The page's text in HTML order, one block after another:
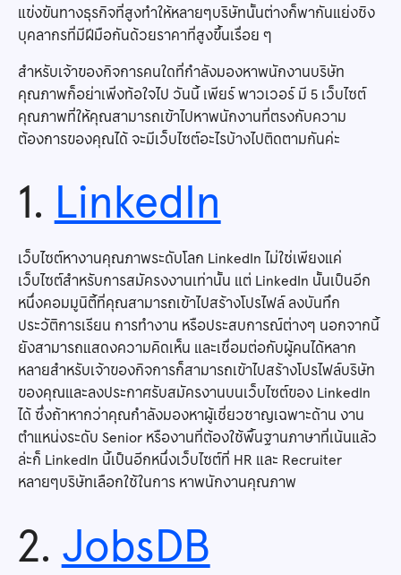
แข่งขันทางธุรกิจที่สูงทำให้หลายๆบริษัทนั้นต่างก็พากันแย่งชิง
บุคลากรที่มีฝีมือกันด้วยราคาที่สูงขึ้นเรื่อย ๆ
สำหรับเจ้าของกิจการคนใดที่กำลังมองหาพนักงานบริษัท
คุณภาพก็อย่าเพิ่งท้อใจไป วันนี้ เพียร์ พาวเวอร์ มี 5 เว็บไซต์
คุณภาพที่ให้คุณสามารถเข้าไปหาพนักงานที่ตรงกับความ
ต้องการของคุณได้ จะมีเว็บไซต์อะไรบ้างไปติดตามกันค่ะ
1. LinkedIn
เว็บไซต์หางานคุณภาพระดับโลก LinkedIn ไม่ใช่เพียงแค่
เว็บไซต์สำหรับการสมัครงงานเท่านั้น แต่ LinkedIn นั้นเป็นอีก
หนึ่งคอมมูนิตี้ที่คุณสามารถเข้าไปสร้างโปรไฟล์ ลงบันทึก
ประวัติการเรียน การทำงาน หรือประสบการณ์ต่างๆ นอกจากนี้
ยังสามารถแสดงความคิดเห็น และเชื่อมต่อกับผู้คนได้หลาก
หลายสำหรับเจ้าของกิจการก็สามารถเข้าไปสร้างโปรไฟล์บริษัท
ของคุณและลงประกาศรับสมัครงานบนเว็บไซต์ของ LinkedIn
ได้ ซึ่งถ้าหากว่าคุณกำลังมองหาผู้เชี่ยวชาญเฉพาะด้าน งาน
ตำแหน่งระดับ Senior หรืองานที่ต้องใช้พื้นฐานภาษาที่เน้นแล้ว
ล่ะก็ LinkedIn นี้เป็นอีกหนึ่งเว็บไซต์ที่ HR และ Recruiter
หลายๆบริษัทเลือกใช้ในการ หาพนักงานคุณภาพ
2. JobsDB